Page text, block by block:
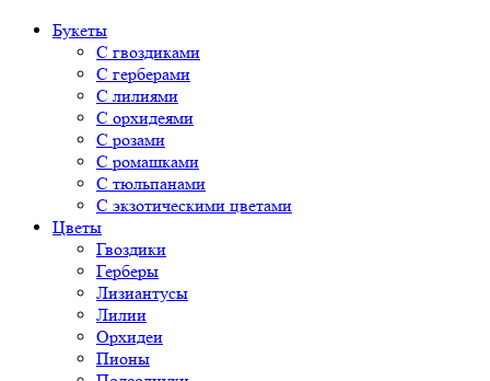
Букеты
С гвоздиками
С герберами
С лилиями
С орхидеями
С розами
С ромашками
С тюльпанами
С экзотическими цветами
Цветы
Гвоздики
Герберы
Лизиантусы
Лилии
Орхидеи
Пионы